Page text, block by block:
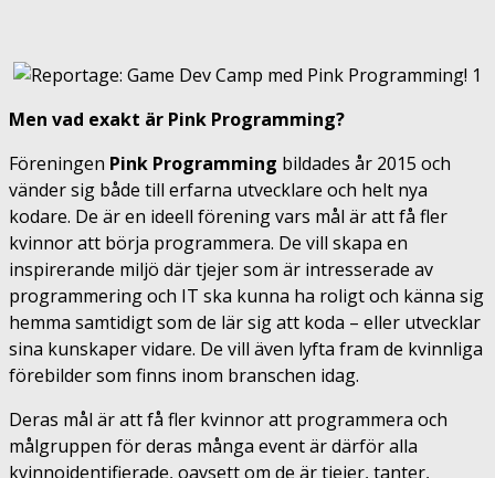
Men vad exakt är Pink Programming?
Föreningen Pink Programming bildades år 2015 och
vänder sig både till erfarna utvecklare och helt nya
kodare. De är en ideell förening vars mål är att få fler
kvinnor att börja programmera​. De vill skapa en
inspirerande miljö där tjejer som är intresserade av
programmering och IT ska kunna ha roligt och känna sig
hemma samtidigt som de lär sig att koda – eller utvecklar
sina kunskaper vidare. De vill även lyfta fram de kvinnliga
förebilder som finns inom branschen idag.
Deras mål är att få fler kvinnor att programmera och
målgruppen för deras många event är därför alla
kvinnoidentifierade, oavsett om de är tjejer, tanter,